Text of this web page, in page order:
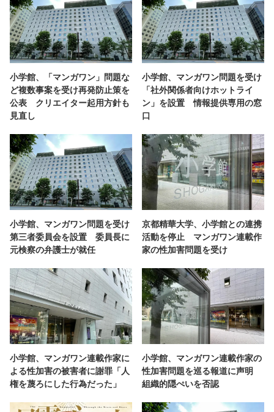
小学館、「マンガワン」問題な
ど複数事案を受け再発防止策を
公表 クリエイター起用方針も
見直し
小学館、マンガワン問題を受け
「社外関係者向けホットライ
ン」を設置 情報提供専用の窓
口
小学館、マンガワン問題を受け
第三者委員会を設置 委員長に
元検察の弁護士が就任
京都精華大学、小学館との連携
活動を停止 マンガワン連載作
家の性加害問題を受け
小学館、マンガワン連載作家に
よる性加害の被害者に謝罪「人
権を蔑ろにした行為だった」
小学館、マンガワン連載作家の
性加害問題を巡る報道に声明
組織的隠ぺいを否認